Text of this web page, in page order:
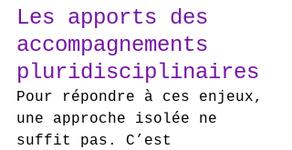
Les apports des
accompagnements
pluridisciplinaires
Pour répondre à ces enjeux,
une approche isolée ne
suffit pas. C’est